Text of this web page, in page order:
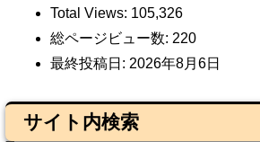
Total Views: 105,326
総ページビュー数: 220
最終投稿日: 2026年8月6日
サイト内検索